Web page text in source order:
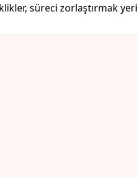
süreci zorlaştırmak